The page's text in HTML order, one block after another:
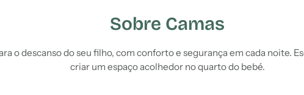
Sobre Camas
o descanso do seu filho, com conforto e segurança em cada noite.
criar um espaço acolhedor no quarto do bebé.